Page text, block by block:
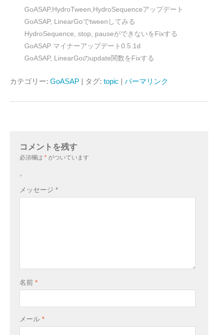
GoASAP,HydroTween,HydroSequenceアップデート
GoASAP, LinearGoでtweenしてみる
HydroSequence, stop, pauseができないをFixする
GoASAP マイナーアップデート0.5.1d
GoASAP, LinearGoのupdate関数をFixする
カテゴリー: GoASAP | タグ: topic | パーマリンク
コメントを残す
必須欄は * がついています
。
メッセージ *
名前 *
メール *